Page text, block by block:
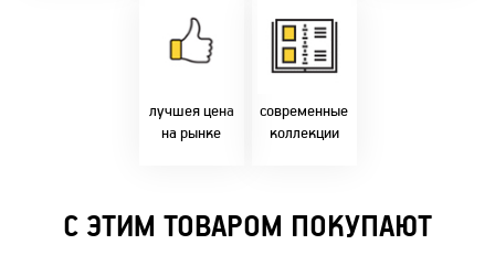
лучшея цена
на рынке
напрямую с
фабрики!
Предлагаем только
современные
коллекции
Идем в ногу с
самыми
современным
стилями и
решениями!
С ЭТИМ ТОВАРОМ ПОКУПАЮТ